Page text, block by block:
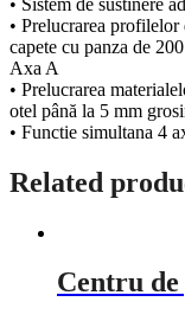
• Prelucrarea
capete cu panza de
Axa A
• Prelucrarea
otel până la 5 mm
• Functie simultana 4
Related
Centru